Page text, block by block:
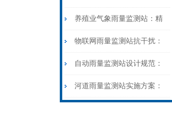
联网全自动测报，实现雨情
无人值守智能管控
养殖业气象雨量监测站：精
准雨情管控，护航种养产业
稳产增收
物联网雨量监测站抗干扰：
多重硬核防护，复杂工况稳
定测报不误报
自动雨量监测站设计规范：
合规化标准化设计，保障测
河道雨量监测站实施方案：